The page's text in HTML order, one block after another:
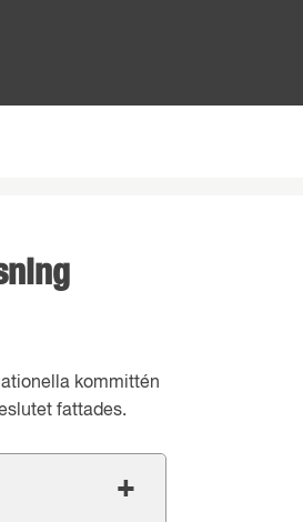
kommittén
fattades.